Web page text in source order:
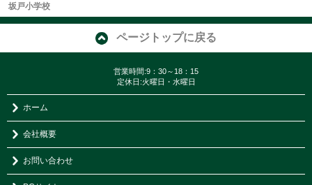
坂戸小学校
ページトップに戻る
営業時間:9：30～18：15
定休日:火曜日・水曜日
ホーム
会社概要
お問い合わせ